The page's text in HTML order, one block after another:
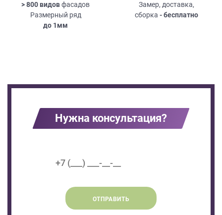
> 800 видовфасадов
Размерный ряд
до 1мм
Замер, доставка,
сборка - бесплатно
Нужна консультация?
ОТПРАВИТЬ